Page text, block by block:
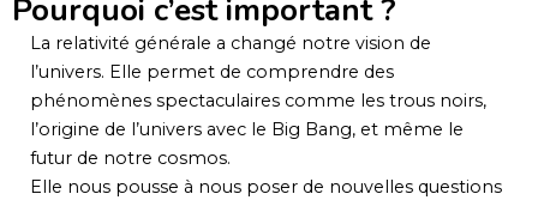
Pourquoi c’est important ?
La relativité générale a changé notre vision de
l’univers. Elle permet de comprendre des
phénomènes spectaculaires comme les trous noirs,
l’origine de l’univers avec le Big Bang, et même le
futur de notre cosmos.
Elle nous pousse à nous poser de nouvelles questions